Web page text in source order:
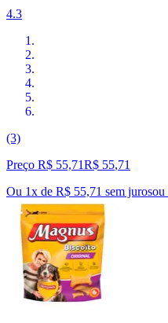
4.3
(3)
Preço R$ 55,71R$ 55,71
Ou 1x de R$ 55,71 sem jurosou